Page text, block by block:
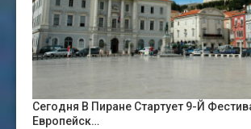
Сегодня В Пиране Стартует 9-Й
Европейск…